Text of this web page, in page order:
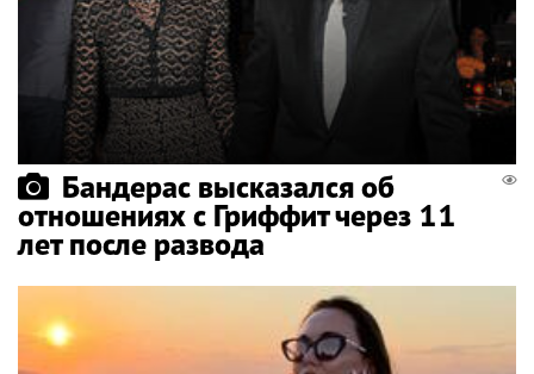
Бандерас высказался об
отношениях с Гриффит через 11
лет после развода